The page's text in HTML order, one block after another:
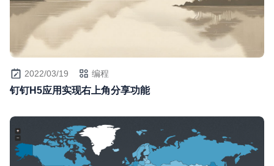
2022/03/19 编程
钉钉H5应用实现右上角分享功能